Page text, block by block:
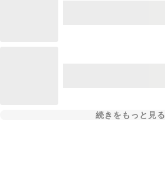
続きをもっと見る